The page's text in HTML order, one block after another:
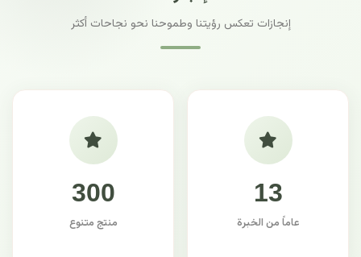
إنجازات تعكس رؤيتنا وطموحنا نحو نجاحات أكثر
13
عاماً من الخبرة
300
منتج متنوع